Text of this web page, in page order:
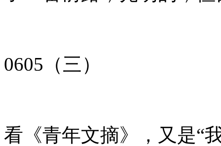
0605（三）
看《青年文摘》，又是“